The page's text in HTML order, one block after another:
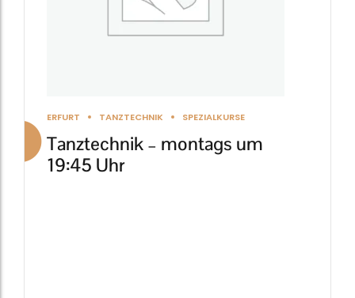
ERFURT TANZTECHNIK SPEZIALKURSE
Tanztechnik – montags um
19:45 Uhr